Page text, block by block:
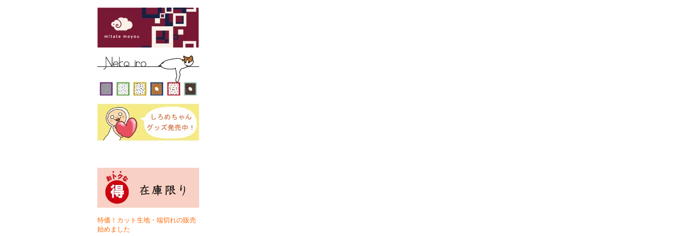
特価！カット生地・端切れの販売
始めました